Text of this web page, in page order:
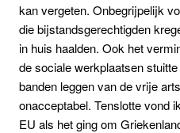
kan vergeten. Onbegrijpelijk
die bijstandsgerechtigden
in huis haalden. Ook het
de sociale werkplaatsen
banden leggen van de vrije
onacceptabel. Tenslotte vond
EU als het ging om